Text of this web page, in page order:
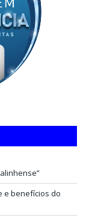
e benefícios do